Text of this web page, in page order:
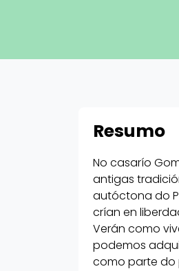
Resumo
No casarío
antigas
autóctona do
crían en
Verán como
podemos
como parte do